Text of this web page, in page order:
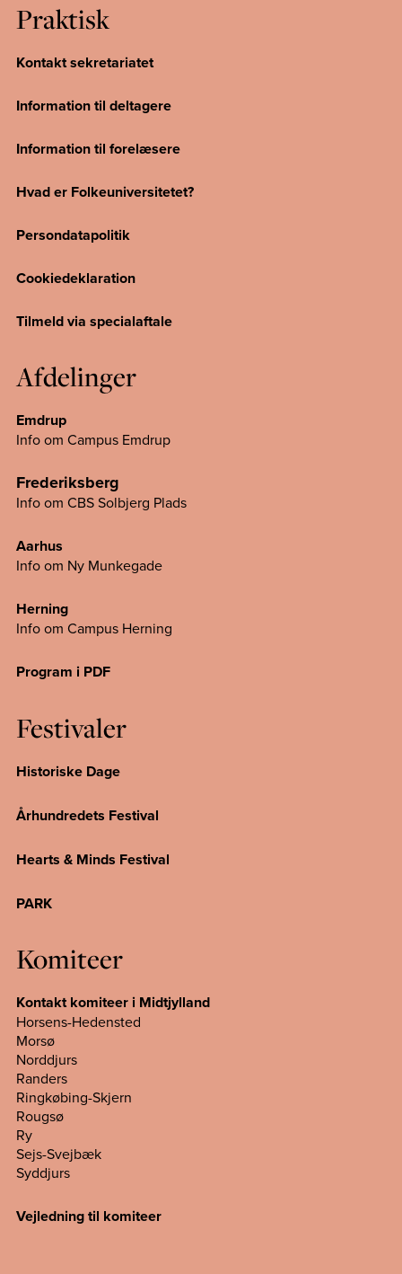
Praktisk
Kontakt sekretariatet
Information til deltagere
Information til forelæsere
Hvad er Folkeuniversitetet?
Persondatapolitik
Cookiedeklaration
Tilmeld via specialaftale
Afdelinger
Emdrup
Info om Campus Emdrup
Frederiksberg
Info om CBS Solbjerg Plads
Aarhus
Info om Ny Munkegade
Herning
Info om Campus Herning
Program i PDF
Festivaler
Historiske Dage
Århundredets Festival
Hearts & Minds Festival
PARK
Komiteer
Kontakt komiteer i Midtjylland
Horsens-Hedensted
Morsø
Norddjurs
Randers
Ringkøbing-Skjern
Rougsø
Ry
Sejs-Svejbæk
Syddjurs
Vejledning til komiteer